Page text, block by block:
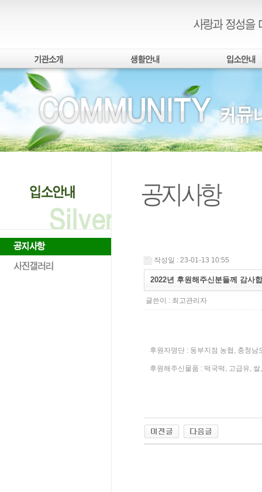
작성일 : 23-01-13 10:55
2022년 후원해주신분들께 감사
글쓴이 : 최고관리자
후원자명단 : 동부지점 농협, 충청남
후원해주신물품 : 떡국떡, 고급유,